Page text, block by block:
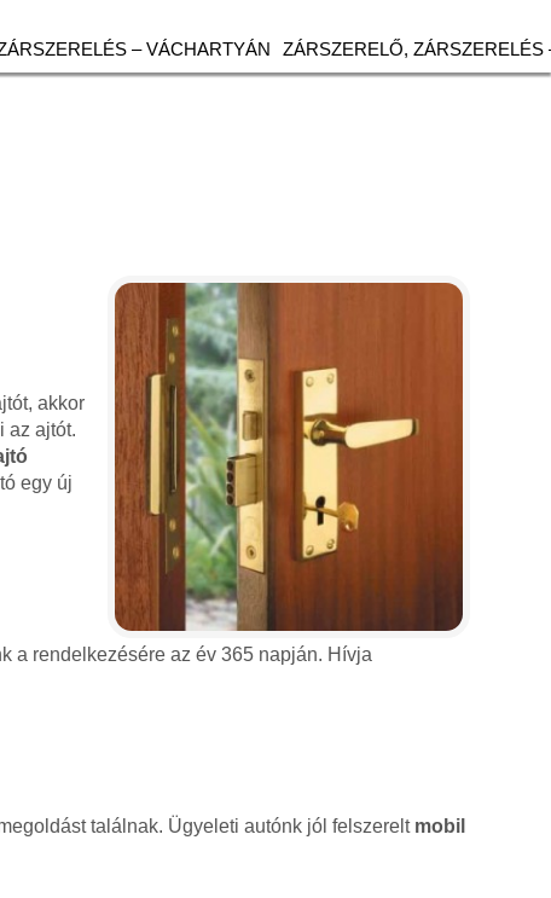
– VÁCHARTYÁN ZÁRSZERELŐ, ZÁRSZERELÉS
akkor
az ajtót.
egy új
a rendelkezésére az év 365 napján. Hívja
találnak. Ügyeleti autónk jól felszerelt mobil